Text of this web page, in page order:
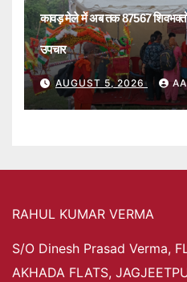
कावड़ मेले में अब तक 87567
उपचार
AUGUST 5, 2026
RAHUL KUMAR VERMA
S/O Dinesh Prasad Verma,
AKHADA FLATS,